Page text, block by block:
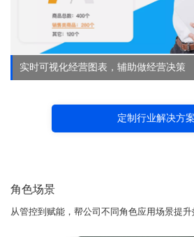
实时可视化经营图表，辅助做经营决策
定制行业解决方案
角色场景
从管控到赋能，帮公司不同角色应用场景提升